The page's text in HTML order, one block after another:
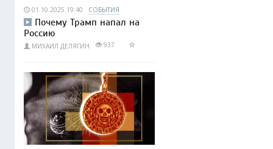
01.10.2025 19:40 СОБЫТИЯ
Почему Трамп напал на
Россию
МИХАИЛ ДЕЛЯГИН 937